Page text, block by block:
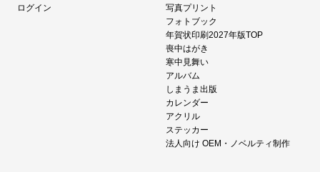
ログイン
写真プリント
フォトブック
年賀状印刷2027年版TOP
喪中はがき
寒中見舞い
アルバム
しまうま出版
カレンダー
アクリル
ステッカー
法人向け OEM・ノベルティ制作